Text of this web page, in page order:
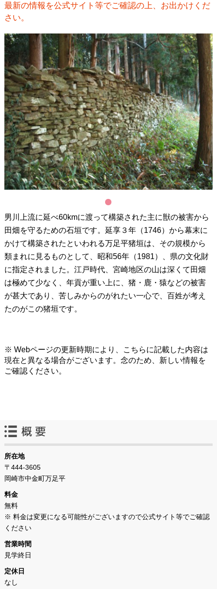
最新の情報を公式サイト等でご確認の上、お出かけくだ
さい。
男川上流に延べ60kmに渡って構築された主に獣の被害から
田畑を守るための石垣です。延享３年（1746）から幕末に
かけて構築されたといわれる万足平猪垣は、その規模から
類まれに見るものとして、昭和56年（1981）、県の文化財
に指定されました。江戸時代、宮崎地区の山は深くて田畑
は極めて少なく、年貢が重い上に、猪・鹿・猿などの被害
が甚大であり、苦しみからのがれたい一心で、百姓が考え
たのがこの猪垣です。
※ Webページの更新時期により、こちらに記載した内容は
現在と異なる場合がございます。念のため、新しい情報を
ご確認ください。
所在地
〒444-3605
岡崎市中金町万足平
料金
無料
※ 料金は変更になる可能性がございますので公式サイト等でご確認
ください
営業時間
見学終日
定休日
なし